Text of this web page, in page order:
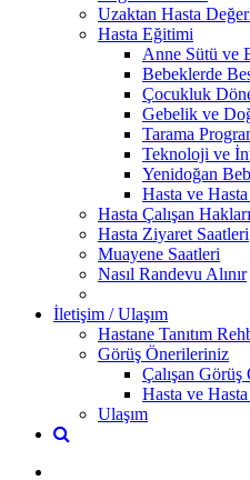
Uzaktan Hasta
Hasta Eğitimi
Anne Sütü ve
Bebeklerde
Çocukluk
Gebelik ve
Tarama
Teknoloji ve
Yenidoğan
Hasta ve
Hasta Çalışan
Hasta Ziyaret Saatleri
Muayene Saatleri
Nasıl Randevu Alınır
İletişim / Ulaşım
Hastane Tanıtım
Görüş Önerileriniz
Çalışan Görüş
Hasta ve
Ulaşım